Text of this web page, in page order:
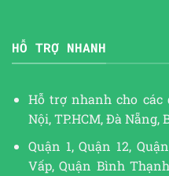
HỖ TRỢ NHANH
Hỗ trợ nhanh cho
Nội, TP.HCM, Đà Nẵng,
Quận 1, Quận 12,
Vấp, Quận Bình